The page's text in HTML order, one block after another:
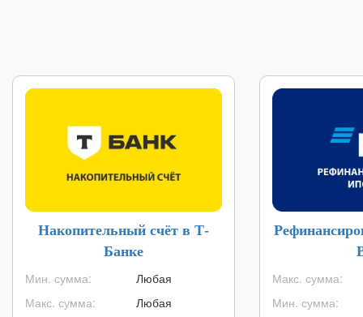
Накопительный счёт в Т-
Банке
Мин. сумма:
Макс. сумма:
Любая
Любая
Макс. сумма:
Мин. сумма: